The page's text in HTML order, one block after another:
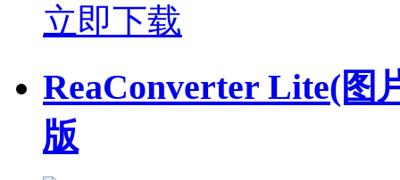
立即下载
ReaConverter Lite(图
版